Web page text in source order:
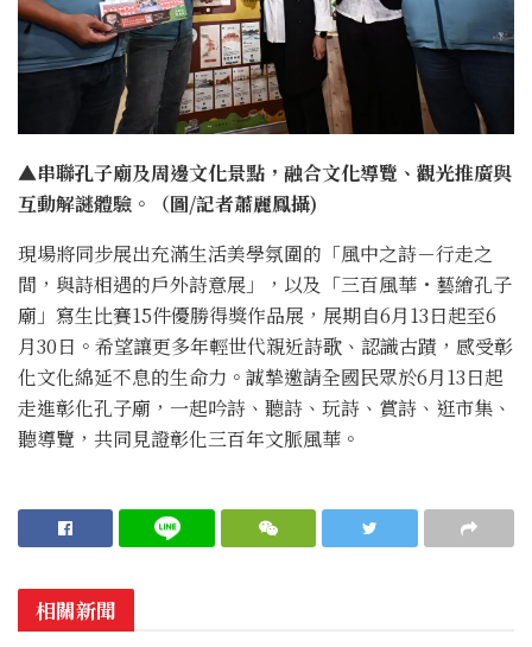
▲串聯孔子廟及周邊文化景點，融合文化導覽、觀光推廣與
互動解謎體驗。（圖/記者蕭麗鳳攝)
現場將同步展出充滿生活美學氛圍的「風中之詩－行走之
間，與詩相遇的戶外詩意展」，以及「三百風華・藝繪孔子
廟」寫生比賽15件優勝得獎作品展，展期自6月13日起至6
月30日。希望讓更多年輕世代親近詩歌、認識古蹟，感受彰
化文化綿延不息的生命力。誠摯邀請全國民眾於6月13日起
走進彰化孔子廟，一起吟詩、聽詩、玩詩、賞詩、逛市集、
聽導覽，共同見證彰化三百年文脈風華。
相關新聞